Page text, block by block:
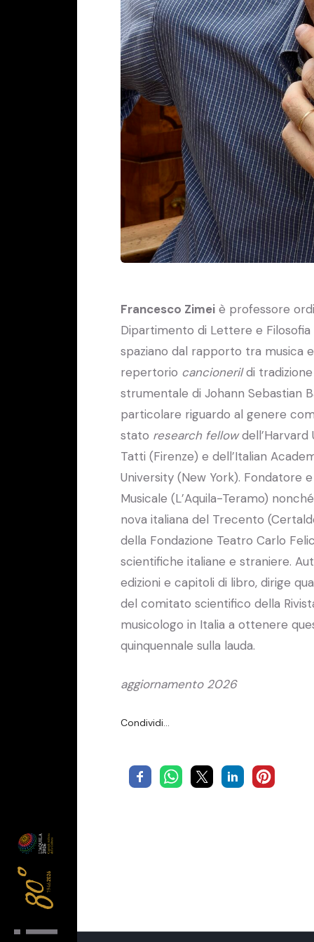
Francesco Zimei è professore
Dipartimento di Lettere e Filosofia
spaziano dal rapporto tra musica
repertorio cancionerildi
strumentale di Johann Sebastian
particolare riguardo al genere
stato research fellow
Tatti (Firenze) e dell’Italian
University (New York). Fondatore
Musicale (L’Aquila-Teramo)
nova italiana del Trecento
della Fondazione Teatro Carlo
scientifiche italiane e straniere.
edizioni e capitoli di libro, dirige
del comitato scientifico della
musicologo in Italia a ottenere
quinquennale sulla lauda.
aggiornamento 2026
Condividi…